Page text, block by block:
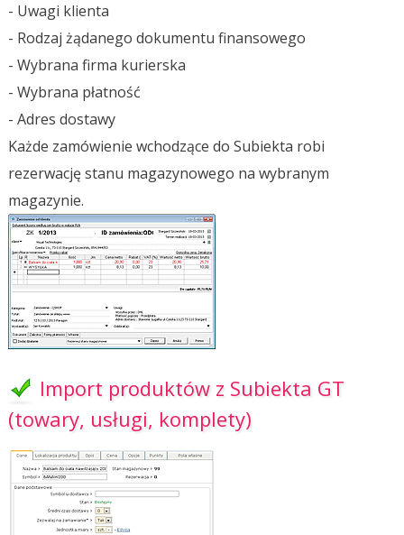
- Uwagi klienta
- Rodzaj żądanego dokumentu finansowego
- Wybrana firma kurierska
- Wybrana płatność
- Adres dostawy
Każde zamówienie wchodzące do Subiekta robi
rezerwację stanu magazynowego na wybranym
magazynie.
Import produktów z Subiekta GT
(towary, usługi, komplety)